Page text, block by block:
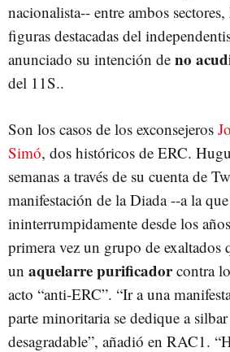
nacionalista-- entre ambos
figuras destacadas del
anunciado su intención de no
del 11S..
Son los casos de los exconsejeros
Simó, dos históricos de ERC.
semanas a través de su cuenta de
manifestación de la Diada --a la
ininterrumpidamente desde los
primera vez un grupo de exaltados
un aquelarre purificadorcontra
acto “anti-ERC”. “Ir a una
parte minoritaria se dedique a
desagradable”, añadió en RAC1.